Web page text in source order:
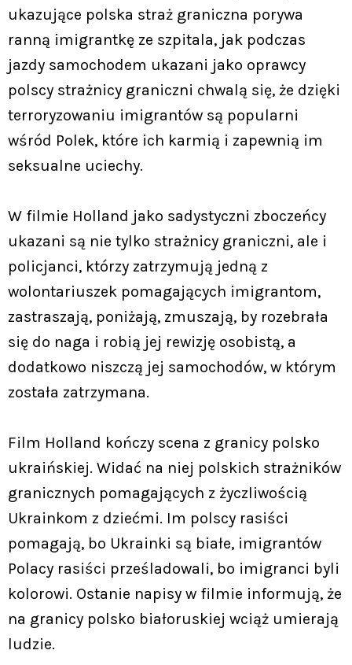
ukazujące polska straż graniczna porywa
ranną imigrantkę ze szpitala, jak podczas
jazdy samochodem ukazani jako oprawcy
polscy strażnicy graniczni chwalą się, że dzięki
terroryzowaniu imigrantów są popularni
wśród Polek, które ich karmią i zapewnią im
seksualne uciechy.
W filmie Holland jako sadystyczni zboczeńcy
ukazani są nie tylko strażnicy graniczni, ale i
policjanci, którzy zatrzymują jedną z
wolontariuszek pomagających imigrantom,
zastraszają, poniżają, zmuszają, by rozebrała
się do naga i robią jej rewizję osobistą, a
dodatkowo niszczą jej samochodów, w którym
została zatrzymana.
Film Holland kończy scena z granicy polsko
ukraińskiej. Widać na niej polskich strażników
granicznych pomagających z życzliwością
Ukrainkom z dziećmi. Im polscy rasiści
pomagają, bo Ukrainki są białe, imigrantów
Polacy rasiści prześladowali, bo imigranci byli
kolorowi. Ostanie napisy w filmie informują, że
na granicy polsko białoruskiej wciąż umierają
ludzie.